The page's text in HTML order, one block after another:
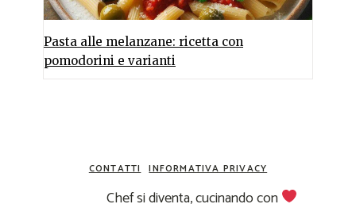
Pasta alle melanzane: ricetta con
pomodorini e varianti
CONTATTI INFORMATIVA PRIVACY
Chef si diventa, cucinando con